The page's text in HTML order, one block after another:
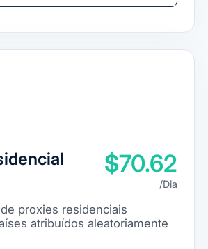
$70.62
/Dia
proxies residenciais
atribuídos aleatoriamente